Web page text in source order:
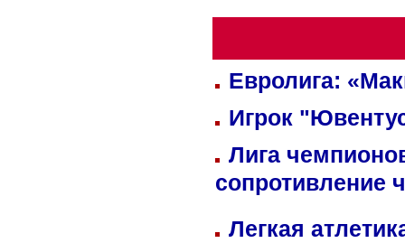
Евролига:
Игрок
Лига
сопротивление
Легкая